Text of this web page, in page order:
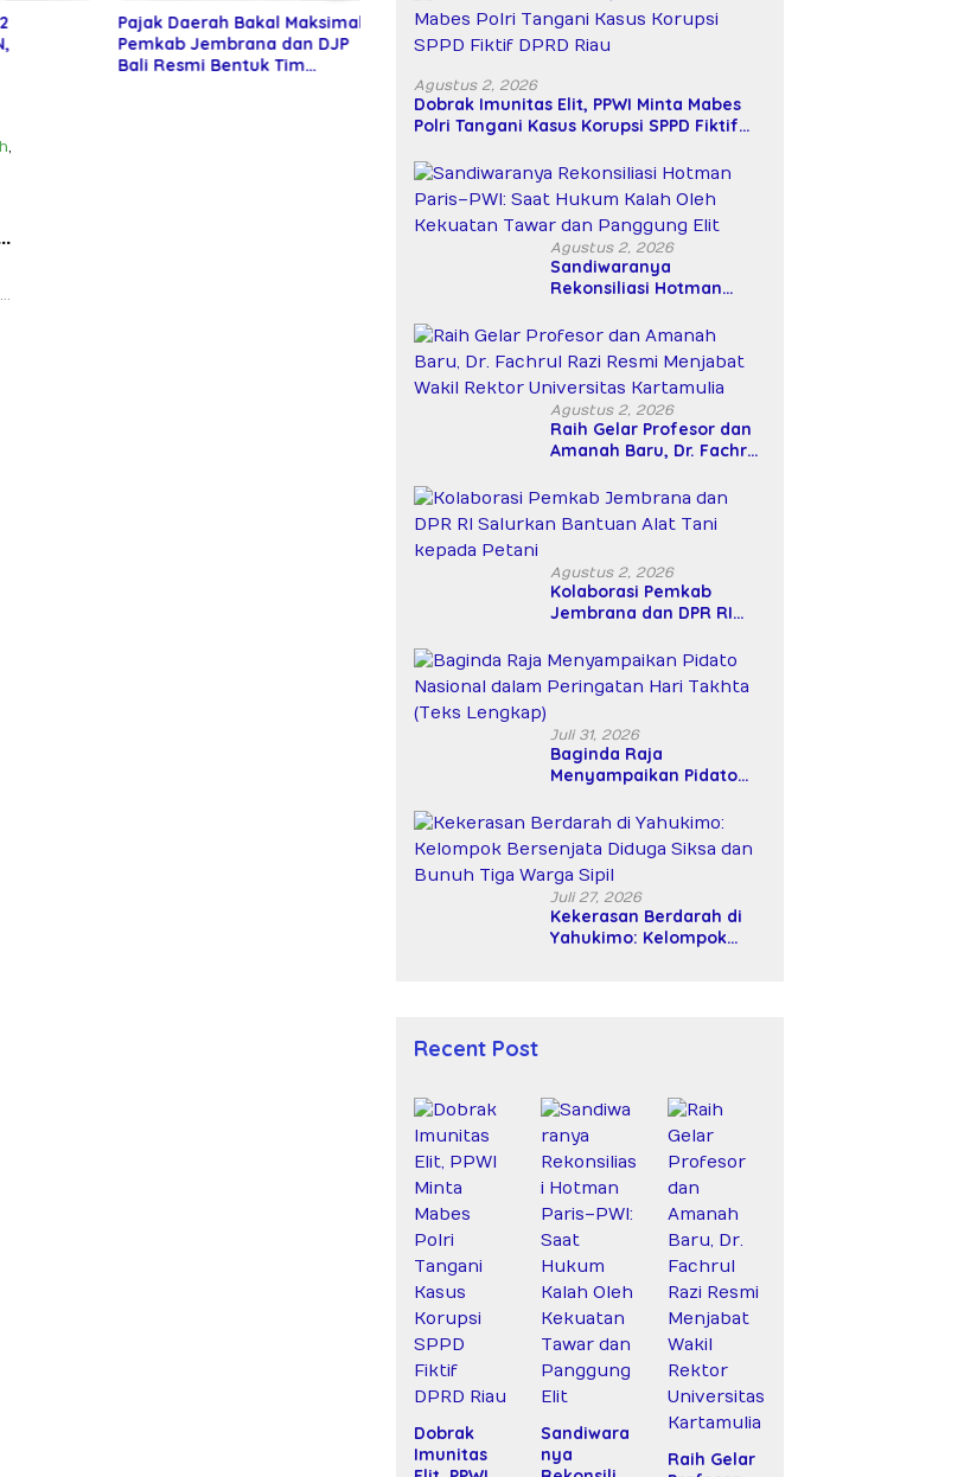
Pajak Daerah Bakal Maksimal,
Pemkab Jembrana dan DJP
Bali Resmi Bentuk Tim
Isak Haru dan Bahagia
Warnai Kepulangan Jemaah
Bupati Kembang Aprisiasi
Kabupaten Jembrana
,
Agustus 2, 2026
Dobrak Imunitas Elit, PPWI Minta Mabes
Polri Tangani Kasus Korupsi SPPD Fiktif
Agustus 2, 2026
Sandiwaranya
Rekonsiliasi Hotman
Kalah Oleh Kekuatan
Tawar dan Panggung Elit
Agustus 2, 2026
Raih Gelar Profesor dan
Amanah Baru, Dr. Fachrul
Wakil Rektor Universitas
Kartamulia
Agustus 2, 2026
Kolaborasi Pemkab
Jembrana dan DPR RI
Tani kepada Petani
Juli 31, 2026
Baginda Raja
Menyampaikan Pidato
Peringatan Hari Takhta
(Teks Lengkap)
Juli 27, 2026
Kekerasan Berdarah di
Yahukimo: Kelompok
Recent Post
Dobrak
Imunitas
Sandiwara
nya
Raih Gelar